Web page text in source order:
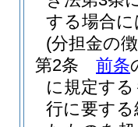
する場合に
(分担金の
第2条
前条
に規定す
行に要す